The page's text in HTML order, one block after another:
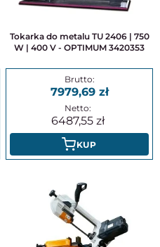
Tokarka do metalu TU 2406 | 750
W | 400 V - OPTIMUM 3420353
7979,69
6487,55
KUP